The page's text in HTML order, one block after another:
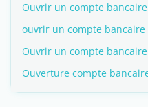
Ouvrir un compte
ouvrir un compte
Ouvrir un compte
Ouverture compte